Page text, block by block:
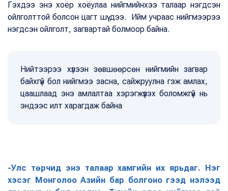
Гэхдээ энэ хоёр хоёулаа нийгмийнхээ талаар нэгдсэн
ойлголттой болсон цагт шүү дээ. Ийм учраас нийгмээрээ
нэгдсэн ойлголт, загвартай болмоор байна.
Нийтээрээ хүлээн зөвшөөрсөн нийгмийн загвар
байхгүй бол нийгмээ засна, сайжруулна гэж амлах,
цаашлаад энэ амлалтаа хэрэгжүүлэх боломжгүй нь
эндээс илт харагдаж байна
-Улс төрчид энэ талаар хамгийн их ярьдаг. Нэг
хэсэг Монголоо Азийн бар болгоно гээд нэлээд